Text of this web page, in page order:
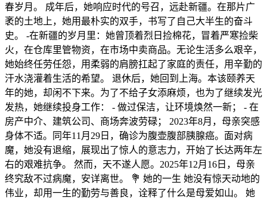
春岁月。 成年后，她响应时代的号召，远赴新疆。在那片广
袤的土地上，她用最朴实的双手，书写了自己大半生的奋斗
史。 -在新疆的岁月里：她曾顶着烈日捡棉花，冒着严寒捡柴
火，在仓库里管物资，在市场中卖商品。无论生活多么艰辛，
她始终任劳任怨，用柔弱的肩膀扛起了家庭的责任，用辛勤的
汗水浇灌着生活的希望。 退休后，她回到上海。本该颐养天
年的她，却闲不下来。为了不给子女添麻烦，也为了继续发光
发热，她继续投身工作： - 做过保洁，让环境焕然一新； - 在
房产中介、建筑公司、商场奔波劳碌； 2023年8月，母亲突感
身体不适。同年11月29日，确诊为腹壶腹部胰腺癌。面对病
魔，她没有退缩，展现出了惊人的意志力，开始了长达两年左
右的艰难抗争。 然而，天不遂人愿。2025年12月16日，母亲
终究敌不过病魔，安详离世。 💐 她的一生 她没有惊天动地的
伟业，却用一生的勤劳与善良，诠释了什么是母爱如山。 她